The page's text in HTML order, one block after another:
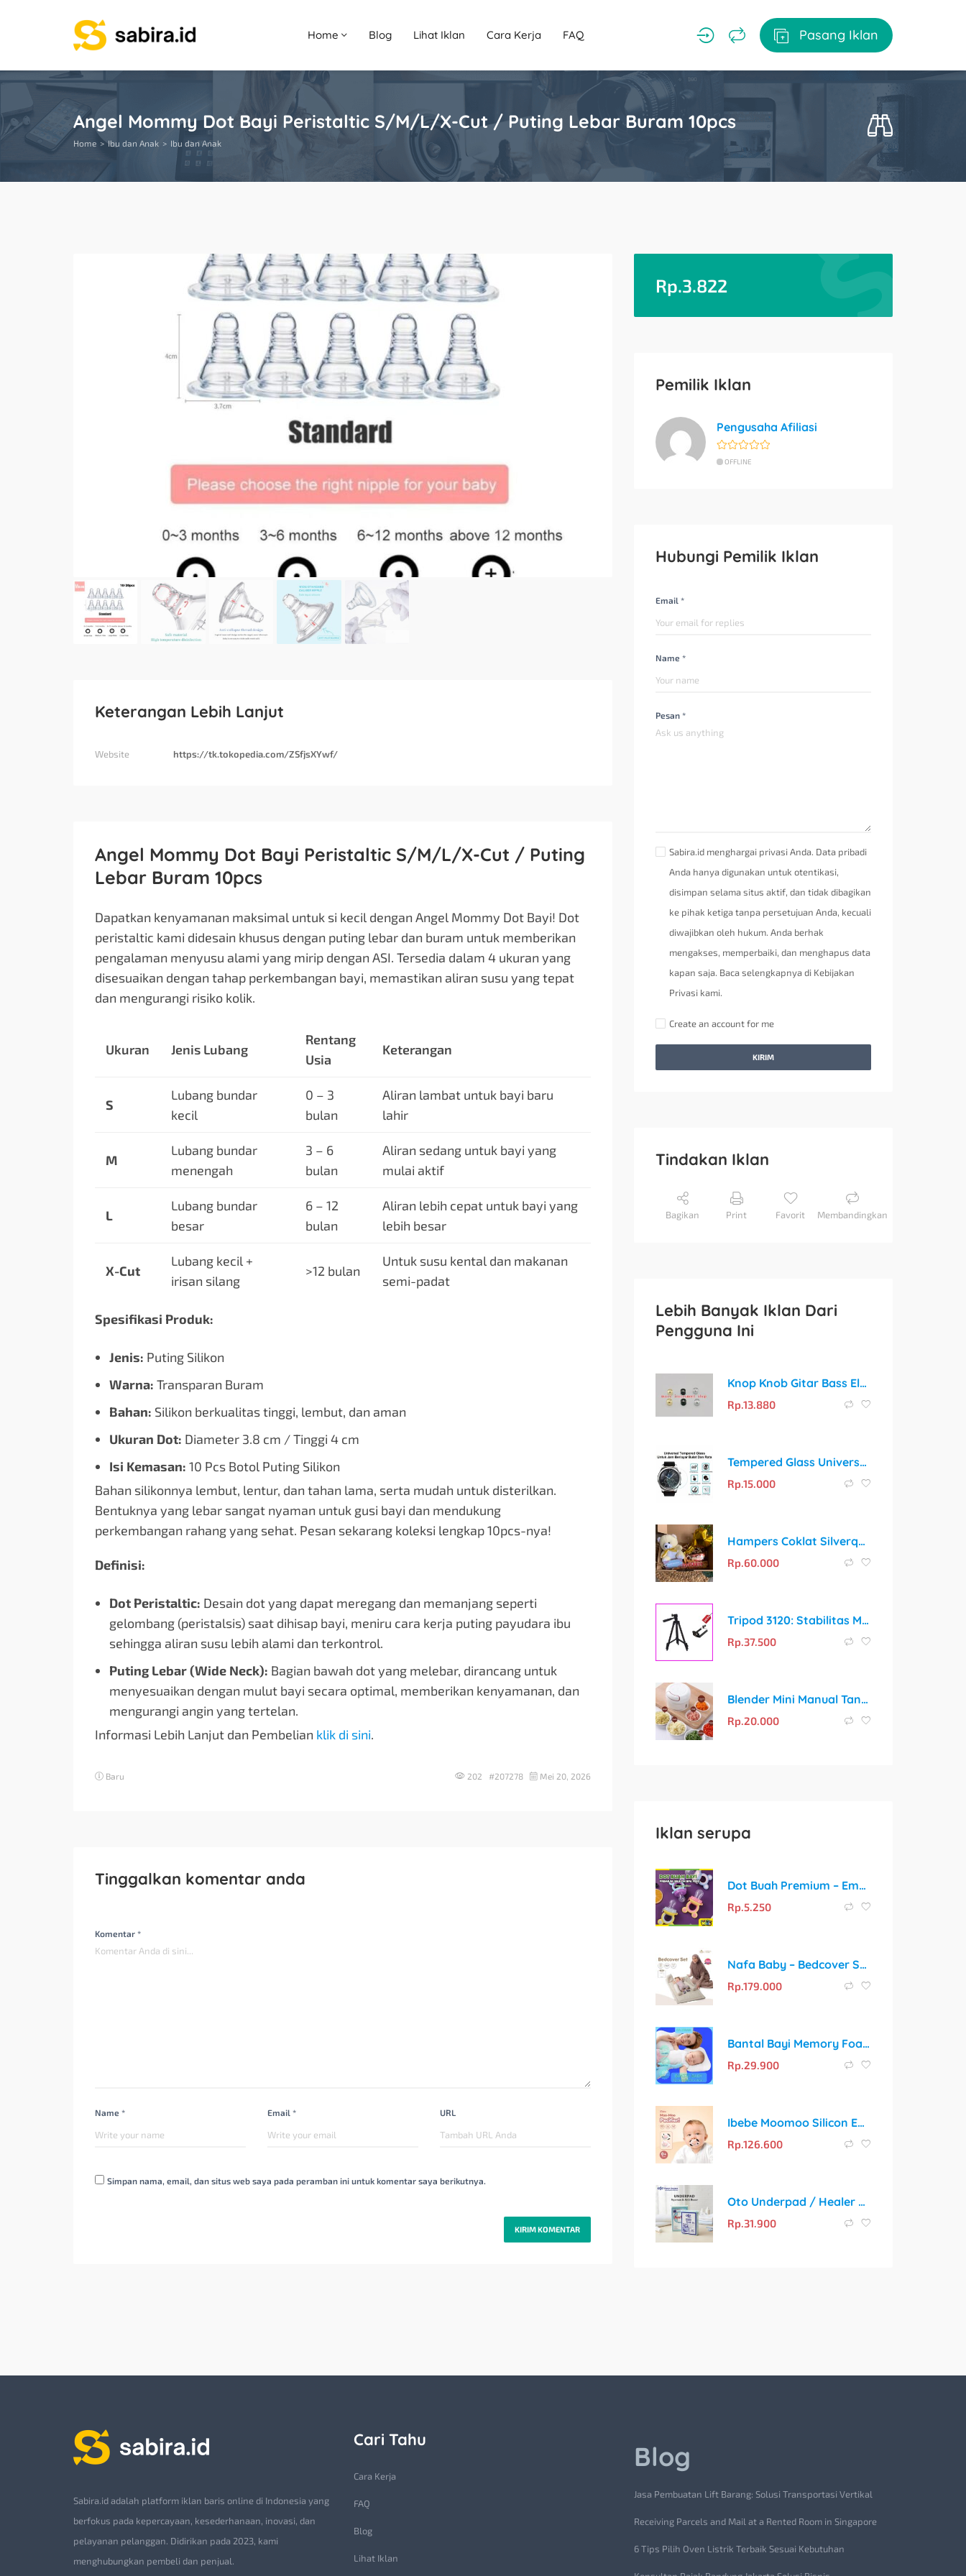
Home Blog Lihat Iklan Cara Kerja FAQ Pasang Iklan
Angel Mommy Dot Bayi Peristaltic S/M/L/X-Cut / Puting Lebar Buram 10pcs
Home Ibu dan Anak Ibu dan Anak
Keterangan Lebih Lanjut
Website https://tk.tokopedia.com/ZSfjsXYwf/
Angel Mommy Dot Bayi Peristaltic S/M/L/X-Cut / Puting
Lebar Buram 10pcs
Dapatkan kenyamanan maksimal untuk si kecil dengan Angel Mommy Dot Bayi! Dot
peristaltic kami didesain khusus dengan puting lebar dan buram untuk memberikan
pengalaman menyusu alami yang mirip dengan ASI. Tersedia dalam 4 ukuran yang
disesuaikan dengan tahap perkembangan bayi, memastikan aliran susu yang tepat
dan mengurangi risiko kolik.
Ukuran Jenis Lubang
Rentang
Usia
Keterangan
S
Lubang bundar
kecil
0 – 3
bulan
Aliran lambat untuk bayi baru
lahir
M
Lubang bundar
menengah
3 – 6
bulan
Aliran sedang untuk bayi yang
mulai aktif
L
Lubang bundar
besar
6 – 12
bulan
Aliran lebih cepat untuk bayi yang
lebih besar
X-Cut
Lubang kecil +
irisan silang
>12 bulan
Untuk susu kental dan makanan
semi-padat
Spesifikasi Produk:
Jenis: Puting Silikon
Warna: Transparan Buram
Bahan: Silikon berkualitas tinggi, lembut, dan aman
Ukuran Dot: Diameter 3.8 cm / Tinggi 4 cm
Isi Kemasan: 10 Pcs Botol Puting Silikon
Bahan silikonnya lembut, lentur, dan tahan lama, serta mudah untuk disterilkan.
Bentuknya yang lebar sangat nyaman untuk gusi bayi dan mendukung
perkembangan rahang yang sehat. Pesan sekarang koleksi lengkap 10pcs-nya!
Definisi:
Dot Peristaltic: Desain dot yang dapat meregang dan memanjang seperti
gelombang (peristalsis) saat dihisap bayi, meniru cara kerja puting payudara ibu
sehingga aliran susu lebih alami dan terkontrol.
Puting Lebar (Wide Neck): Bagian bawah dot yang melebar, dirancang untuk
menyesuaikan dengan mulut bayi secara optimal, memberikan kenyamanan, dan
mengurangi angin yang tertelan.
Informasi Lebih Lanjut dan Pembelian klik di sini.
Baru 202 #207278 Mei 20, 2026
Tinggalkan komentar anda
Komentar *
Name * Email * URL
Simpan nama, email, dan situs web saya pada peramban ini untuk komentar saya berikutnya.
Rp.3.822
Pemilik Iklan
Pengusaha Afiliasi
OFFLINE
Hubungi Pemilik Iklan
Email *
Name *
Pesan *
Sabira.id menghargai privasi Anda. Data pribadi
Anda hanya digunakan untuk otentikasi,
disimpan selama situs aktif, dan tidak dibagikan
ke pihak ketiga tanpa persetujuan Anda, kecuali
diwajibkan oleh hukum. Anda berhak
mengakses, memperbaiki, dan menghapus data
kapan saja. Baca selengkapnya di Kebijakan
Privasi kami.
Create an account for me
KIRIM
Tindakan Iklan
Bagikan Print Favorit Membandingkan
Lebih Banyak Iklan Dari
Pengguna Ini
Knop Knob Gitar Bass Elektrik Premium
Rp.13.880
Tempered Glass Universal Pelindung Layar Smartwatch Bulat Anti Gores
Rp.15.000
Hampers Coklat Silverqueen + Boneka/Botol untuk Setiap Momen Spesial
Rp. 60.000
Tripod 3120: Stabilitas Maksimal untuk Kreativitas Tanpa Batas
Rp. 37.500
Blender Mini Manual Tangan / Speedy Chopper 170ML
Rp. 20.000
Iklan serupa
Dot Buah Premium – Empeng Pintar untuk MPASI Pertama Si Kecil
Rp. 5.250
Nafa Baby – Bedcover Set Bayi Katun Premium Lengkap | Bantal, Guling & Selimut Alas Tidur Bayi Polos | Free Tas Penyimpanan
Rp.179.000
Bantal Bayi Memory Foam BABY COMFY CLASSIC – Solusi Tidur Nyaman dan Cegah Kepala Peyang
Rp. 29.900
Ibebe Moomoo Silicon Empeng Bayi 0 Bln + Pacifier Anti Gigi Tonggos Orthodontic Dot Bayi Food Grade Bpa Free Empeng Bayi Pink8
Rp.126.600
Oto Underpad / Healer Perlak Sekali Pakai 60×90 cm, Isi 10 Lembar
Rp. 31.900
Sabira.id adalah platform iklan baris online di Indonesia yang
berfokus pada kepercayaan, kesederhanaan, inovasi, dan
pelayanan pelanggan. Didirikan pada 2023, kami
menghubungkan pembeli dan penjual.
Cari Tahu
Cara Kerja
FAQ
Blog
Lihat Iklan
Blog
Jasa Pembuatan Lift Barang: Solusi Transportasi Vertikal
Receiving Parcels and Mail at a Rented Room in Singapore
6 Tips Pilih Oven Listrik Terbaik Sesuai Kebutuhan